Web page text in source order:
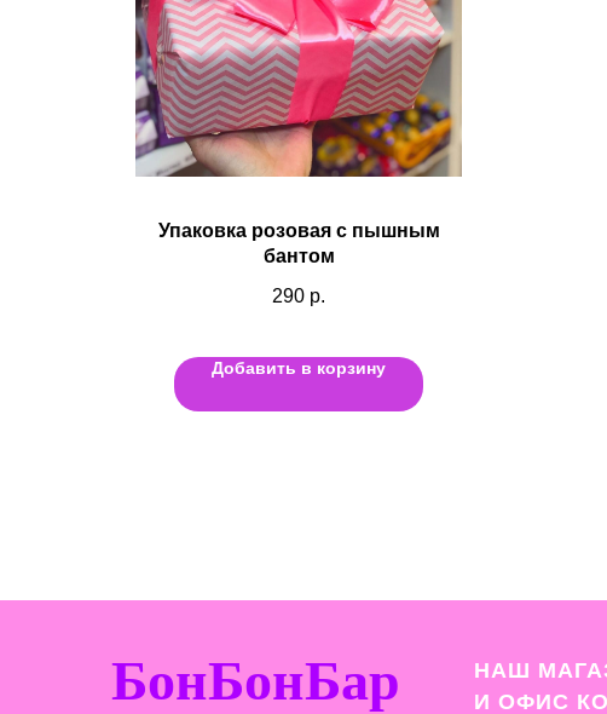
Упаковка розовая с пышным
бантом
290 р.
Добавить в корзину
БонБонБар
НАШ
И ОФИС